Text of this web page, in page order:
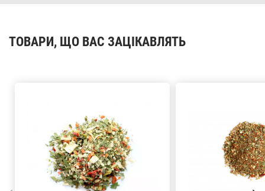
ТОВАРИ, ЩО ВАС ЗАЦІКАВЛЯТЬ